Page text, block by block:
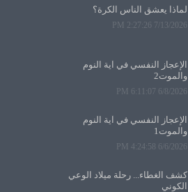
لماذا يعشق الناس الكرة؟
7/13/2026 2:27:26 PM
الإعجاز النفسي في آية النوم
والموت2
6/8/2026 6:11:07 PM
الإعجاز النفسي في آية النوم
والموت1
6/6/2026 4:24:58 PM
كشف الغطاء... رحلة ميلاد الوعي
الكوني